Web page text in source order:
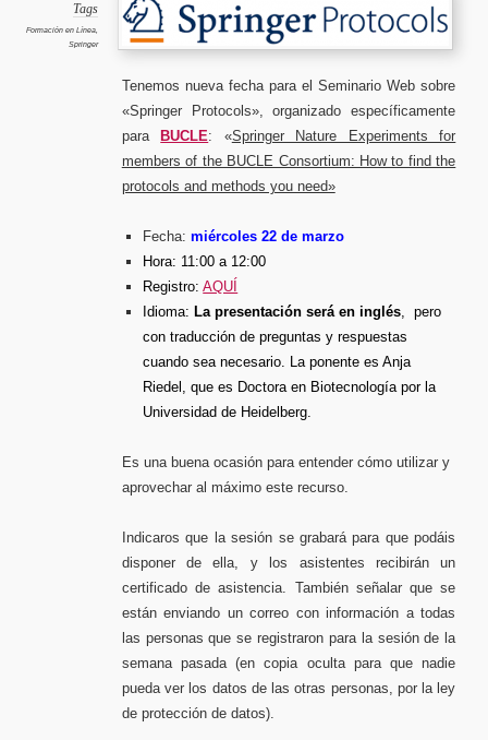
Tags
Formación en Línea,
Springer
Tenemos nueva fecha para el Seminario Web sobre
«Springer Protocols», organizado específicamente
para
BUCLE: «Springer Nature Experiments for
members of the BUCLE Consortium: How to find the
protocols and methods you need»
Fecha:miércoles 22 de marzo
Hora: 11:00 a 12:00
Registro:AQUÍ
Idioma: La presentación será en inglés, pero
con traducción de preguntas y respuestas
cuando sea necesario. La ponente es Anja
Riedel, que es Doctora en Biotecnología por la
Universidad de Heidelberg.
Es una buena ocasión para entender cómo utilizar y
aprovechar al máximo este recurso.
ndicaros que la sesión se grabará para que podáis
disponer de ella, y los asistentes recibirán un
certificado de asistencia. También señalar que se
están enviando un correo con información a todas
las personas que se registraron para la sesión de la
semana pasada (en copia oculta para que nadie
pueda ver los datos de las otras personas, por la ley
de protección de datos).